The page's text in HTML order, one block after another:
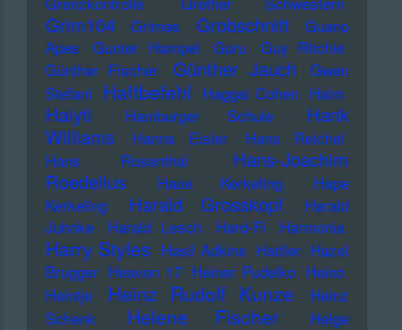
Grim104 Grimes Grobschnitt
Guano
Apes
Gunter Hampel Guru
Guy Ritchie
Günther Fischer
Günther Jauch
Gwen
Stefani Haftbefehl Haggai Cohen Haim
Haiyti Hamburger Schule
Hank
Williams
Hanns Eisler
Hans Reichel
Hans Rosenthal
Hans-Joachim
Roedelius
Haoe Kerkeling
Hape
Kerkeling
Harald Grosskopf
Harald
Juhnke
Harald Lesch Hard-Fi Harmonia
Harry Styles Hasil Adkins Hattler Hazel
Brugger Heaven 17 Heiner Pudelko Heino
Heintje
Heinz Rudolf Kunze
Heinz
Schenk
Helene Fischer
Helge